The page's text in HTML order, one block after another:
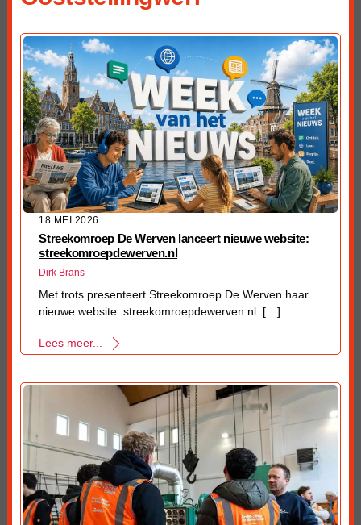
18 MEI 2026
Streekomroep De Werven lanceert nieuwe website:
streekomroepdewerven.nl
Dirk Brans
Met trots presenteert Streekomroep De Werven haar
nieuwe website: streekomroepdewerven.nl. […]
Lees meer...